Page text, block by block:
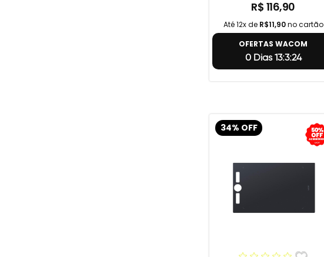
R$ 116,90
Até 12x de R$11,90no cartão
OFERTAS WACOM
0 Dias 13:3:23
34% OFF